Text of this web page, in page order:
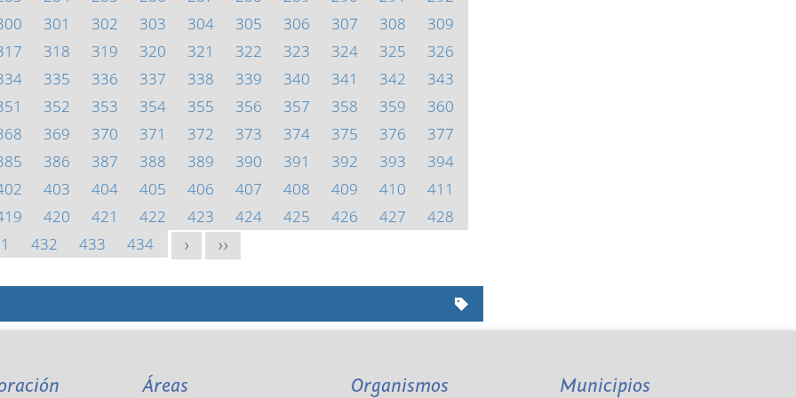
301 302 303 304 305 306 307 308
309
318 319 320 321 322 323 324 325
326
335 336 337 338 339 340 341 342
343
352 353 354 355 356 357 358 359
360
369 370 371 372 373 374 375 376
377
386 387 388 389 390 391 392 393
394
403 404 405 406 407 408 409 410
411
420 421 422 423 424 425 426 427
428
432 433 434 > >>
Áreas Organismos Municipios